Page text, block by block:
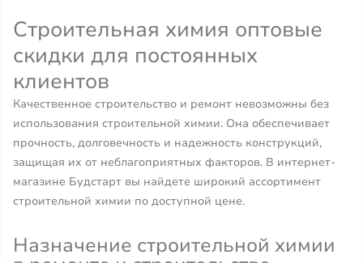
Строительная химия оптовые
скидки для постоянных
клиентов
Качественное строительство и ремонт невозможны без
использования строительной химии. Она обеспечивает
прочность, долговечность и надежность конструкций,
защищая их от неблагоприятных факторов. В интернет-
магазине Будстарт вы найдете широкий ассортимент
строительной химии по доступной цене.
Назначение строительной химии